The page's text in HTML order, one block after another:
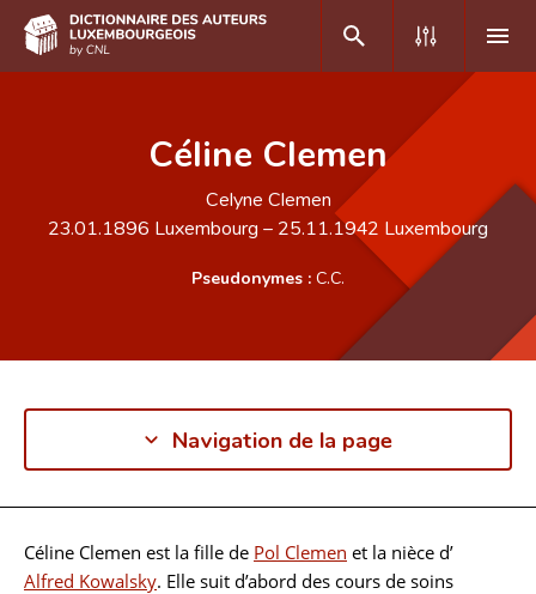
FR
Accueil
Foire aux questions
CNL
Équipe scientifique
Contact
Céline Clemen
Celyne Clemen
23.01.1896 Luxembourg – 25.11.1942 Luxembourg
Pseudonymes : C.C.
Navigation de la page
Biographie
Céline Clemen est la fille de Pol Clemen et la nièce d’
Alfred Kowalsky. Elle suit d’abord des cours de soins